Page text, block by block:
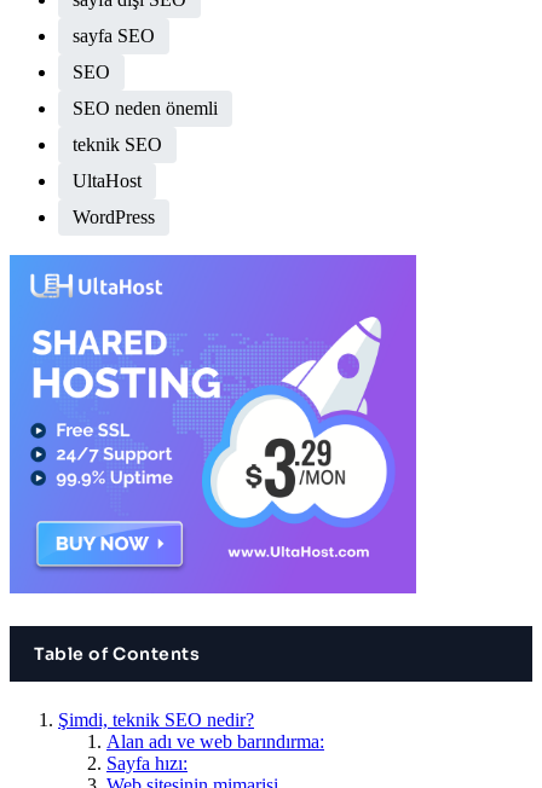
sayfa SEO
SEO
SEO neden önemli
teknik SEO
UltaHost
WordPress
Table of Contents
Şimdi, teknik SEO nedir?
Alan adı ve web barındırma:
Sayfa hızı: